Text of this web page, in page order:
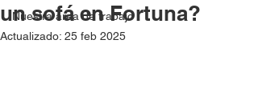
Nuestra área de trabajo
un sofá en Fortuna?
Actualizado: 25 feb 2025